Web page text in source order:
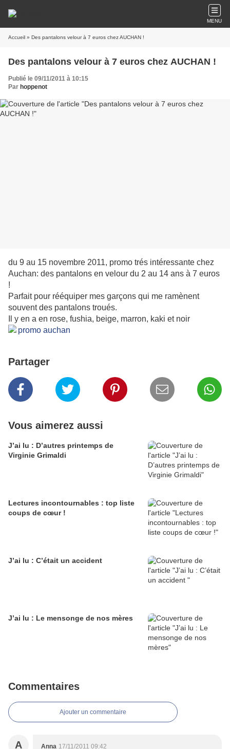
MENU
Accueil » Des pantalons velour à 7 euros chez AUCHAN !
Des pantalons velour à 7 euros chez AUCHAN !
Publié le 09/11/2011 à 10:15
Par hoppenot
du 9 au 15 novembre 2011, promo trés intéressante chez
Auchan: des pantalons en velour du 2 au 14 ans à 7 euros
!
Parfait pour rééquiper mes garçons qui me ramènent
souvent des pantalons troués.
Il y en a en rose, fushia, beige, marron, kaki et noir
Partager
Vous aimerez aussi
J’ai lu : D’autres printemps de
Virginie Grimaldi
Lectures incontournables : top liste
coups de cœur !
J’ai lu : C’était un accident
J’ai lu : Le mensonge de nos mères
Commentaires
Ajouter un commentaire
A Anna 17/11/2011 09:42